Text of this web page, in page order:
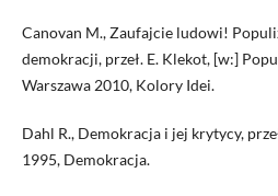
Canovan M., Zaufajcie ludowi!
demokracji, przeł. E. Klekot, [w:]
Warszawa 2010, Kolory Idei.
Dahl R., Demokracja i jej krytycy,
1995, Demokracja.